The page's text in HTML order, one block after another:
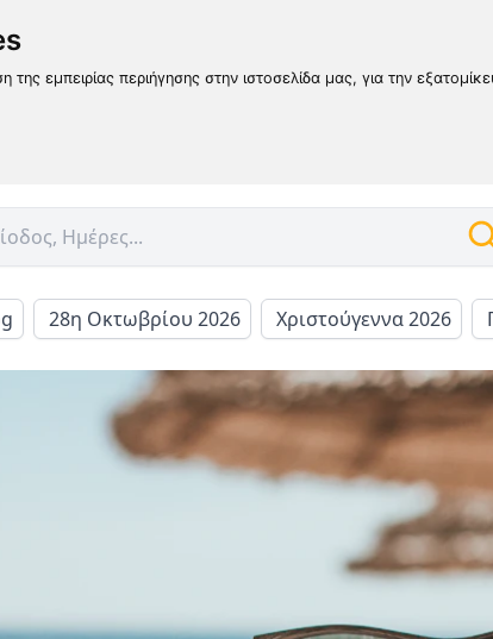
εμπειρίας περιήγησης στην ιστοσελίδα μας, για την
28η Οκτωβρίου 2026 Χριστούγεννα 2026